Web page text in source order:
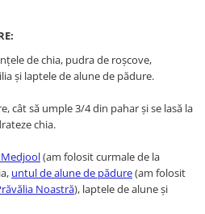
de chia, pudra de roșcove,
și laptele de alune de pădure.
cât să umple 3/4 din pahar și se lasă la
chia.
(am folosit curmale de la
untul de alune de pădure(am folosit
Noastră), laptele de alune și